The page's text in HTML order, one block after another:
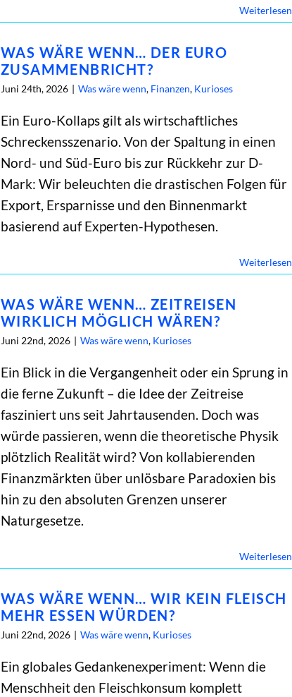
Weiterlesen
WAS WÄRE WENN… DER EURO
ZUSAMMENBRICHT?
Juni 24th, 2026 | Was wäre wenn, Finanzen, Kurioses
Ein Euro-Kollaps gilt als wirtschaftliches
Schreckensszenario. Von der Spaltung in einen
Nord- und Süd-Euro bis zur Rückkehr zur D-
Mark: Wir beleuchten die drastischen Folgen für
Export, Ersparnisse und den Binnenmarkt
basierend auf Experten-Hypothesen.
Weiterlesen
WAS WÄRE WENN… ZEITREISEN
WIRKLICH MÖGLICH WÄREN?
Juni 22nd, 2026 | Was wäre wenn, Kurioses
Ein Blick in die Vergangenheit oder ein Sprung in
die ferne Zukunft – die Idee der Zeitreise
fasziniert uns seit Jahrtausenden. Doch was
würde passieren, wenn die theoretische Physik
plötzlich Realität wird? Von kollabierenden
Finanzmärkten über unlösbare Paradoxien bis
hin zu den absoluten Grenzen unserer
Naturgesetze.
Weiterlesen
WAS WÄRE WENN… WIR KEIN FLEISCH
MEHR ESSEN WÜRDEN?
Juni 22nd, 2026 | Was wäre wenn, Kurioses
Ein globales Gedankenexperiment: Wenn die
Menschheit den Fleischkonsum komplett